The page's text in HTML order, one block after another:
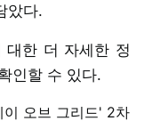
았다.
대한 더 자세한 정
인할 수 있다.